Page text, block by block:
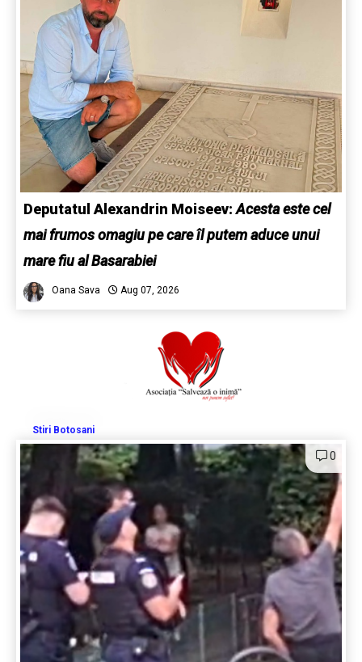
Deputatul Alexandrin Moiseev:Acesta este cel
mai frumos omagiu pe care îl putem aduce unui
mare fiu al Basarabiei
Oana Sava Aug 07, 2026
Stiri Botosani
0